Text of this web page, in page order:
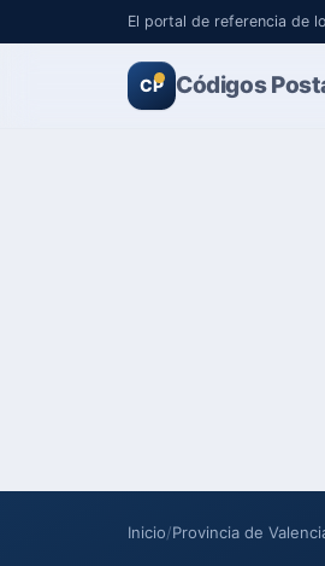
El portal de referencia de
CP Códigos
Inicio/Provincia de